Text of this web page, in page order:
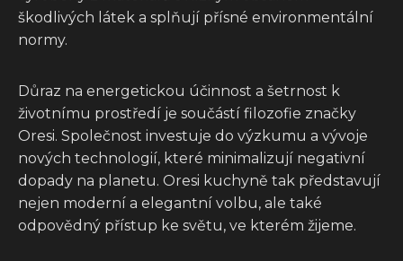
škodlivých látek a splňují přísné environmentální
normy.
Důraz na energetickou účinnost a šetrnost k
životnímu prostředí je součástí filozofie značky
Oresi. Společnost investuje do výzkumu a vývoje
nových technologií, které minimalizují negativní
dopady na planetu. Oresi kuchyně tak představují
nejen moderní a elegantní volbu, ale také
odpovědný přístup ke světu, ve kterém žijeme.